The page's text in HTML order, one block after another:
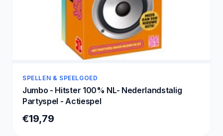
SPELLEN & SPEELGOED
Jumbo - Hitster 100% NL- Nederlandstalig
Partyspel - Actiespel
€19,79